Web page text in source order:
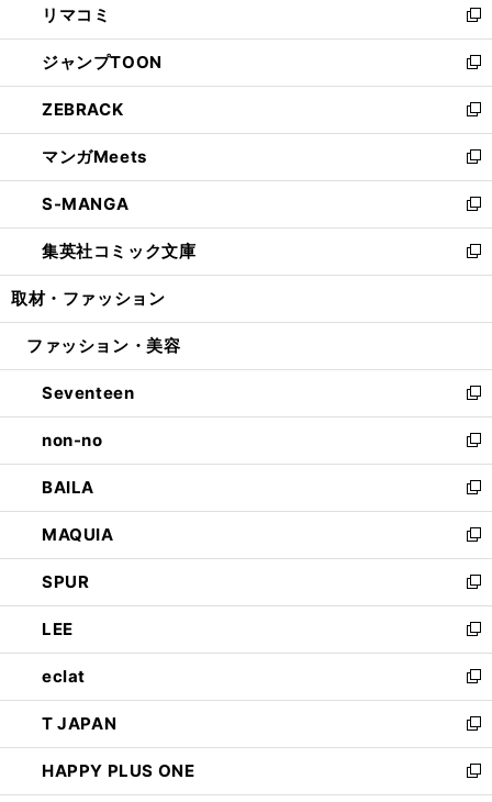
で
開
く
ド
ウ
で
開
く
ィ
ン
ド
ウ
で
開
く
い
ウ
ィ
ン
ド
ウ
で
開
く
リマコミ
新
し
い
ウ
ィ
ン
ド
ウ
で
開
く
ジャンプTOON
新
し
い
ウ
ィ
ン
ド
ウ
で
開
ZEBRACK
新
し
い
ウ
ィ
ン
ド
ウ
開
マンガMeets
新
し
い
ウ
ィ
ン
ウ
開
く
S-MANGA
新
し
い
ウ
ン
ウ
で
開
く
集英社コミック文庫
新
し
ウ
ン
ド
ウ
で
開
く
取材・ファッション
ファッション・美容
Seventeen
新
し
い
ウ
ィ
ン
ド
ウ
で
開
く
non-no
新
し
い
ウ
ィ
ン
ド
ウ
で
開
く
BAILA
新
し
い
ウ
ィ
ン
ド
ウ
で
開
く
MAQUIA
新
し
い
ウ
ィ
ン
ド
ウ
で
開
く
SPUR
新
し
い
ウ
ィ
ン
ド
ウ
で
開
LEE
新
し
い
ウ
ィ
ン
ド
ウ
eclat
新
し
い
ウ
ィ
ン
T JAPAN
新
し
い
ウ
HAPPY PLUS ONE
新